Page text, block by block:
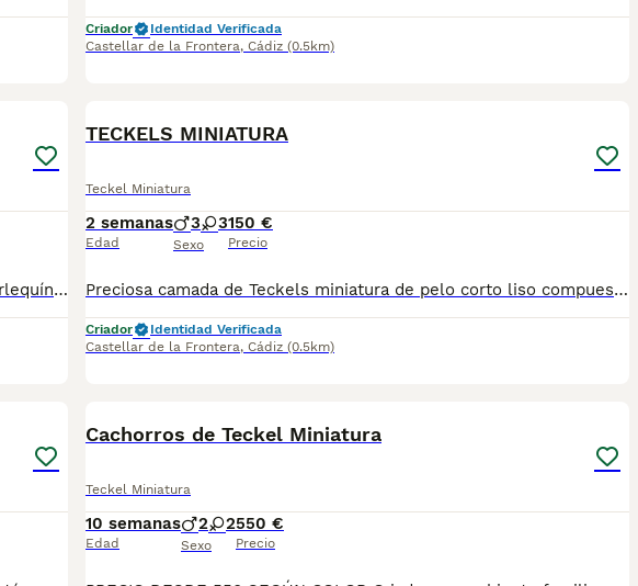
Criador
Identidad Verificada
Castellar de la Frontera, Cádiz (0.5km)
Preciosa camada de Teckels miniatura negro fuego, padre arlequín plata y madre negra fuego ambos miniatura. Se entregan con un mes y medio con sus dos vacunas y desparasitaciones. Para más información 621325499 !! EL PRECIO ES EL DE RESERVA QUE SE DESCUENTA DEL PRECIO FINAL !!
TECKELS MINIATURA
Teckel Miniatura
2 semanas
Edad
3 3
Sexo
150 €
Precio
Preciosa camada de Teckels miniatura de pelo corto liso compuesta de 4 arlequines/ merle chocolate y dos chocolates. Padres miniatura de pelo corto madre chocolate y padre arlequín chocolate. Soy criador profesional con núcleo zoológico Para más información 621325499 !!! EL PRECIO ES EL DE RESERVA QUE SE DESCUENTA DEL PRECIO FINAL !!!
Criador
Identidad Verificada
Castellar de la Frontera, Cádiz (0.5km)
Cachorros de Teckel Miniatura
Teckel Miniatura
10 semanas
Edad
2 2
Sexo
550 €
Precio